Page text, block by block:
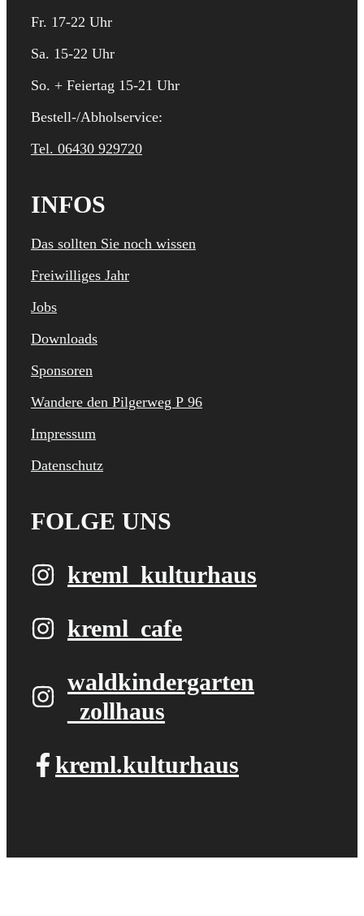
Fr. 17-22 Uhr
Sa. 15-22 Uhr
So. + Feiertag 15-21 Uhr
Bestell-/Abholservice:
Tel. 06430 929720
INFOS
Das sollten Sie noch wissen
Freiwilliges Jahr
Jobs
Downloads
Sponsoren
Wandere den Pilgerweg P 96
Impressum
Datenschutz
FOLGE UNS
kreml_kulturhaus
kreml_cafe
waldkindergarten​
_zollhaus
kreml.kulturhaus